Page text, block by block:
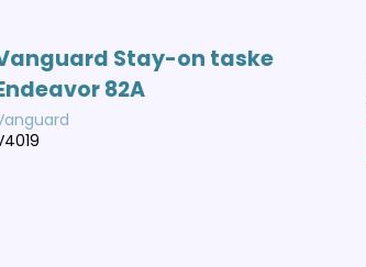
Stay-on taske
82A